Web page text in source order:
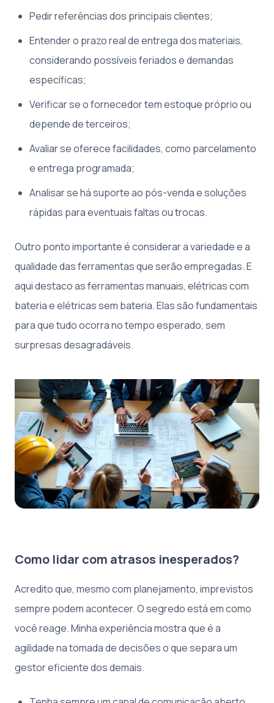
Pedir referências dos principais clientes;
Entender o prazo real de entrega dos materiais,
considerando possíveis feriados e demandas
específicas;
Verificar se o fornecedor tem estoque próprio ou
depende de terceiros;
Avaliar se oferece facilidades, como parcelamento
e entrega programada;
Analisar se há suporte ao pós-venda e soluções
rápidas para eventuais faltas ou trocas.
Outro ponto importante é considerar a variedade e a
qualidade das ferramentas que serão empregadas. E
aqui destaco as ferramentas manuais, elétricas com
bateria e elétricas sem bateria. Elas são fundamentais
para que tudo ocorra no tempo esperado, sem
surpresas desagradáveis.
Como lidar com atrasos inesperados?
Acredito que, mesmo com planejamento, imprevistos
sempre podem acontecer. O segredo está em como
você reage. Minha experiência mostra que é a
agilidade na tomada de decisões o que separa um
gestor eficiente dos demais.